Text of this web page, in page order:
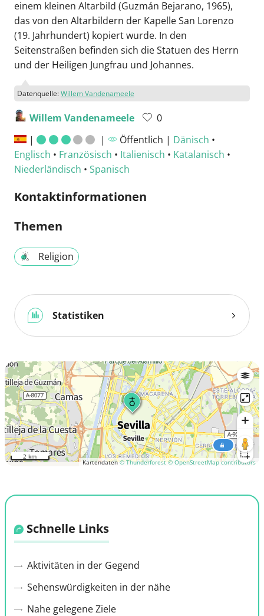
einem kleinen Altarbild (Guzmán Bejarano, 1965),
das von den Altarbildern der Kapelle San Lorenzo
(19. Jahrhundert) kopiert wurde. In den
Seitenstraßen befinden sich die Statuen des Herrn
und der Heiligen Jungfrau und Johannes.
Datenquelle:Willem Vandenameele
Willem Vandenameele
0
|
| Öffentlich | Dänisch •
Englisch • Französisch • Italienisch • Katalanisch •
Niederländisch • Spanisch
Kontaktinformationen
Themen
Religion
Statistiken
Kartendaten© Thunderforest © OpenStreetMap contributors
2 km
Schnelle Links
Aktivitäten in der Gegend
Sehenswürdigkeiten in der nähe
Nahe gelegene Ziele